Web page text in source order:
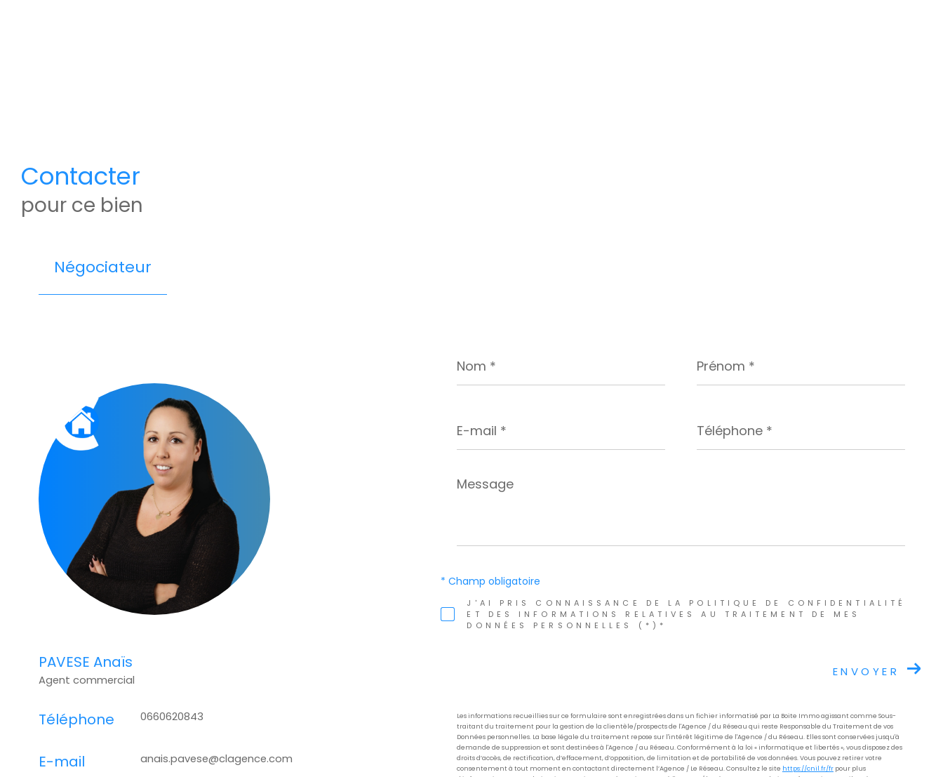
Contacter
pour ce bien
Négociateur
PAVESE Anaïs
Agent commercial
Téléphone 0660620843
E-mail anais.pavese@clagence.com
* *
mail
*
*
Message
*
J'AI PRIS CONNAISSANCE DE LA POLITIQUE DE CONFIDENTIALITÉ
ET DES INFORMATIONS RELATIVES AU TRAITEMENT DE MES
DONNÉES PERSONNELLES (*)*
* Champ obligatoire
ENVOYER
Les informations recueillies sur ce formulaire sont enregistrées dans un fichier informatisé par La Boite Immo agissant comme Sous-
traitant du traitement pour la gestion de la clientèle/prospects de l'Agence / du Réseau qui reste Responsable du Traitement de vos
Données personnelles. La base légale du traitement repose sur l'intérêt légitime de l'Agence / du Réseau. Elles sont conservées jusqu'à
demande de suppression et sont destinées à l'Agence / au Réseau. Conformément à la loi « informatique et libertés », vous disposez des
droits d’accès, de rectification, d’effacement, d’opposition, de limitation et de portabilité de vos données. Vous pouvez retirer votre
consentement à tout moment en contactant directement l’Agence / Le Réseau. Consultez le site https://cnil.fr/frpour plus